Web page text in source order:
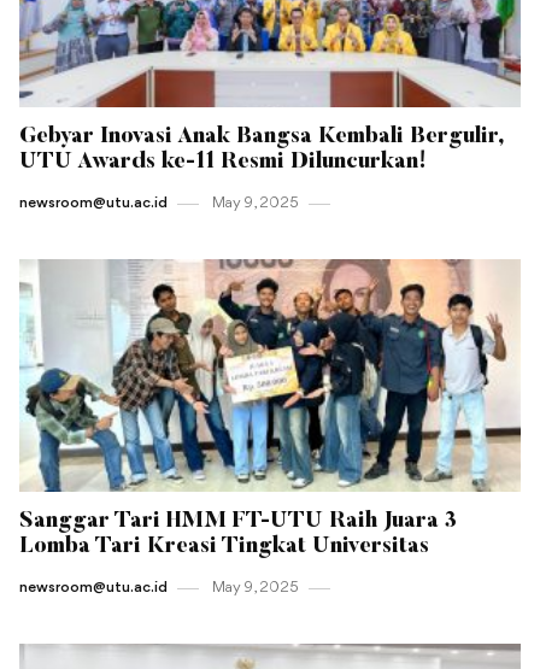
Gebyar Inovasi Anak Bangsa Kembali Bergulir,
UTU Awards ke-11 Resmi Diluncurkan!
newsroom@utu.ac.id May 9 , 2025
Sanggar Tari HMM FT-UTU Raih Juara 3
Lomba Tari Kreasi Tingkat Universitas
newsroom@utu.ac.id May 9 , 2025